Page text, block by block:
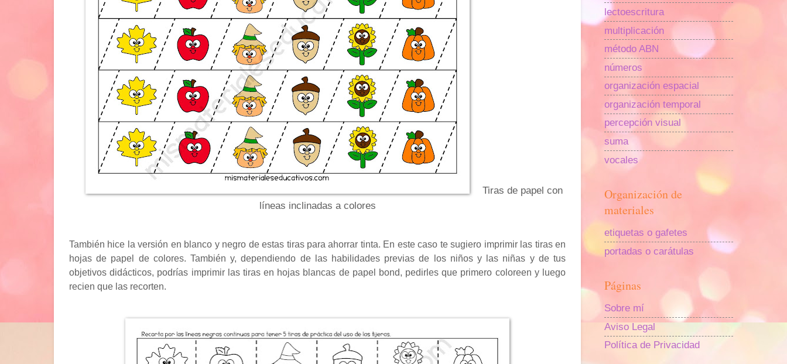
Tiras de papel con
líneas inclinadas a colores
También hice la versión en blanco y negro de estas tiras para ahorrar tinta. En este caso te sugiero imprimir las tiras en
hojas de papel de colores. También y, dependiendo de las habilidades previas de los niños y las niñas y de tus
objetivos didácticos, podrías imprimir las tiras en hojas blancas de papel bond, pedirles que primero coloreen y luego
recien que las recorten.
lectoescritura
multiplicación
método ABN
números
organización espacial
organización temporal
percepción visual
suma
vocales
Organización de
materiales
etiquetas o gafetes
portadas o carátulas
Páginas
Sobre mí
Aviso Legal
Política de Privacidad